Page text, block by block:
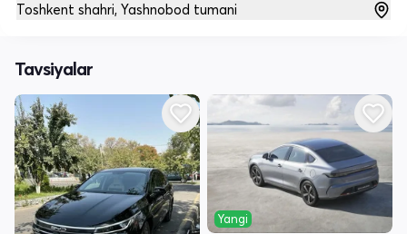
Toshkent shahri, Yashnobod tumani
Tavsiyalar
Yangi